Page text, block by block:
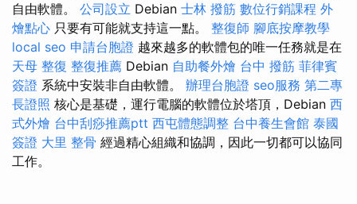
自由軟體。 公司設立 Debian 士林 撥筋 數位行銷課程 外
燴點心 只要有可能就支持這一點。 整復師 腳底按摩教學
local seo 申請台胞證 越來越多的軟體包的唯一任務就是在
天母 整復 整復推薦 Debian 自助餐外燴 台中 撥筋 菲律賓
簽證 系統中安裝非自由軟體。 辦理台胞證 seo服務 第二專
長證照 核心是基礎，運行電腦的軟體位於塔頂，Debian 西
式外燴 台中刮痧推薦ptt 西屯體態調整 台中養生會館 泰國
簽證 大里 整骨 經過精心組織和協調，因此一切都可以協同
工作。